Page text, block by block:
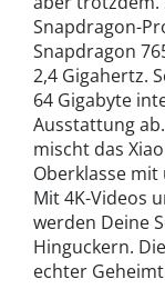
Snapdragon-
Snapdragon
2,4 Gigahertz.
64 Gigabyte
Ausstattung
mischt das
Oberklasse
Mit 4K-Videos
werden Deine
Hinguckern.
echter